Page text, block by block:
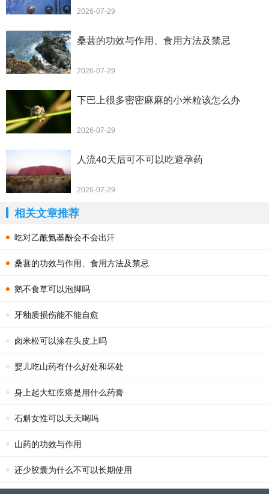
2026-07-29
桑葚的功效与作用、食用方法及禁忌
2026-07-29
下巴上很多密密麻麻的小米粒该怎么办
2026-07-29
人流40天后可不可以吃避孕药
2026-07-29
相关文章推荐
吃对乙酰氨基酚会不会出汗
桑葚的功效与作用、食用方法及禁忌
鹅不食草可以泡脚吗
牙釉质损伤能不能自愈
卤米松可以涂在头皮上吗
婴儿吃山药有什么好处和坏处
身上起大红疙瘩是用什么药膏
石斛女性可以天天喝吗
山药的功效与作用
还少胶囊为什么不可以长期使用